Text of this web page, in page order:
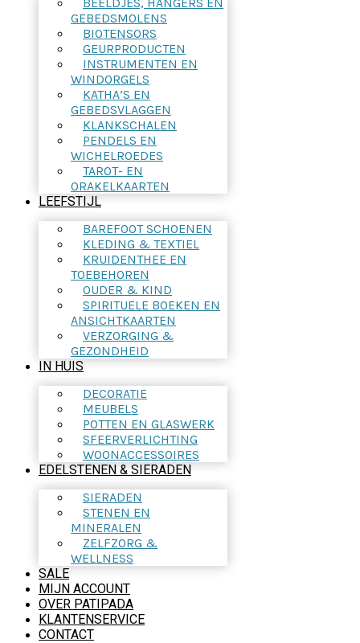
GEBEDSMOLENS
BIOTENSORS
GEURPRODUCTEN
INSTRUMENTEN EN
WINDORGELS
KATHA’S EN
GEBEDSVLAGGEN
KLANKSCHALEN
PENDELS EN
WICHELROEDES
TAROT- EN
ORAKELKAARTEN
LEEFSTIJL
BAREFOOT SCHOENEN
KLEDING & TEXTIEL
KRUIDENTHEE EN
TOEBEHOREN
OUDER & KIND
SPIRITUELE BOEKEN EN
ANSICHTKAARTEN
VERZORGING &
GEZONDHEID
IN HUIS
DECORATIE
MEUBELS
POTTEN EN GLASWERK
SFEERVERLICHTING
WOONACCESSOIRES
EDELSTENEN & SIERADEN
SIERADEN
STENEN EN
MINERALEN
ZELFZORG &
WELLNESS
SALE
MIJN ACCOUNT
OVER PATIPADA
KLANTENSERVICE
CONTACT